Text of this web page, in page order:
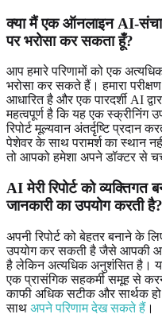
क्या मैं एक ऑनलाइन AI-
पर भरोसा कर सकता हूँ?
आप हमारे परिणामों को एक
भरोसा कर सकते हैं। हमारा
आधारित है और एक पारदर्शी AI
महत्वपूर्ण है कि यह एक स्क्रीनिंग
रिपोर्ट मूल्यवान अंतर्दृष्टि प्रदान
पेशेवर के साथ परामर्श का स्थान
तो आपको हमेशा अपने डॉक्टर से
AI मेरी रिपोर्ट को
जानकारी का उपयोग करती है?
अपनी रिपोर्ट को बेहतर बनाने के
उपयोग कर सकती है जैसे आपकी
है लेकिन अत्यधिक अनुशंसित है।
एक प्रासंगिक सहकर्मी समूह से
काफी अधिक सटीक और सार्थक
साथ अपने परिणाम देख सकते हैं ।